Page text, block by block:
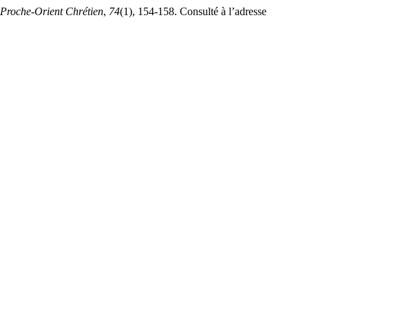
Proche-Orient Chrétien, 74(1), 154-158. Consulté à l’adresse